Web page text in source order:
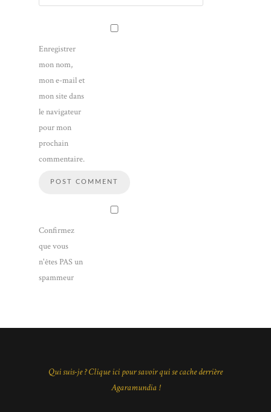
Enregistrer
mon nom,
mon e-mail et
mon site dans
le navigateur
pour mon
prochain
commentaire.
Confirmez
que vous
n'êtes PAS un
spammeur
Qui suis-je ? Clique ici pour savoir qui se cache derrière
Agaramundia !